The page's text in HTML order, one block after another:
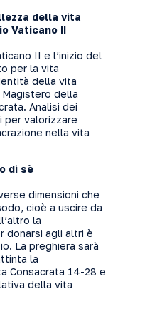
della vita
Vaticano II
II e l’inizio del
per la vita
della vita
della
Analisi dei
per valorizzare
nella vita
di sè
dimensioni che
cioè a uscire da
la
donarsi agli altri è
La preghiera sarà
la
Consacrata 14-28 e
della vita